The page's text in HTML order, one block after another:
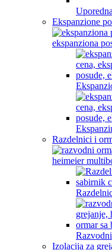
Ekspanzione
Razdelnici i
Izolacija za